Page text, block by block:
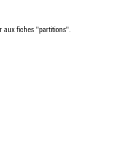
aux fiches "partitions".